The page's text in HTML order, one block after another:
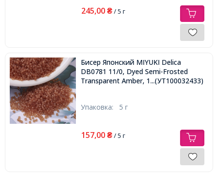
245,00 ₴/ 5 г
Бисер Японский MIYUKI Delica
DB0781 11/0, Dyed Semi-Frosted
Transparent Amber, 1000шт/5г,
...(УТ100032433)
Упаковка: 5 г
157,00 ₴/ 5 г